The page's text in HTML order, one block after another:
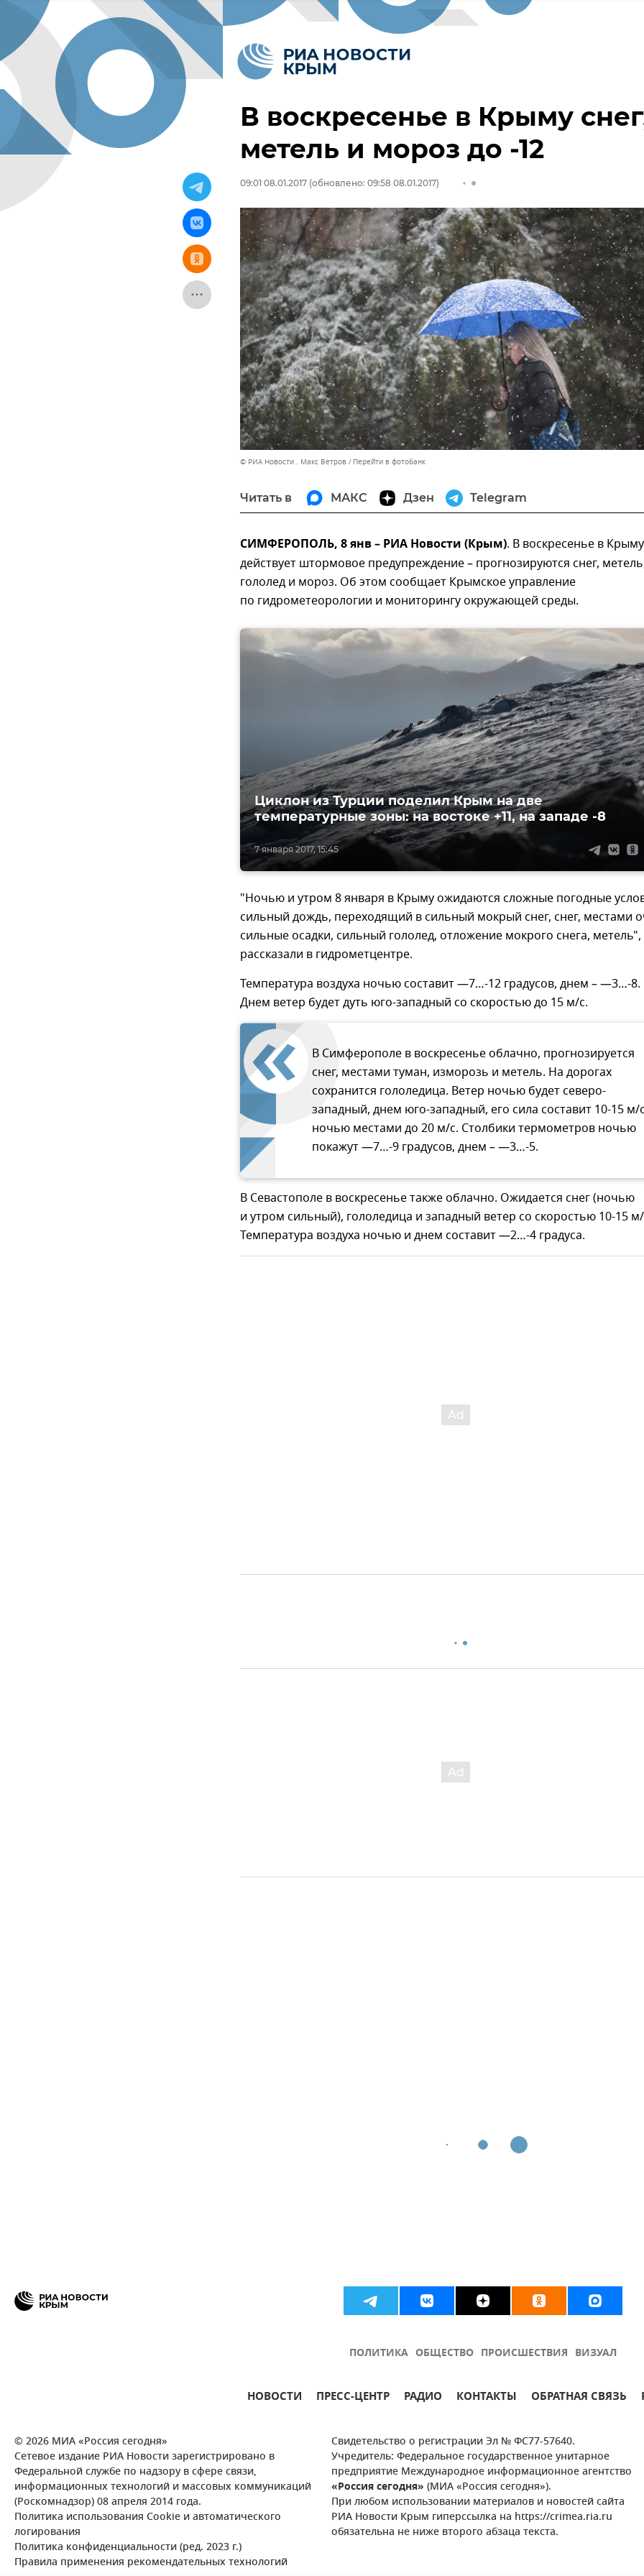
В воскресенье в Крыму
метель и мороз до -12
09:01 08.01.2017 (обновлено: 09:58 08.01.2017)
© РИА Новости . Макс Ветров Перейти в фотобанк
Читать в МАКС Дзен Telegram
СИМФЕРОПОЛЬ, 8 янв – РИА Новости (Крым). В воскресенье в Крыму
действует штормовое предупреждение – прогнозируются снег,
гололед и мороз. Об этом сообщает Крымское управление
по гидрометеорологии и мониторингу окружающей среды.
7 января 2017, 15:45
Циклон из Турции поделил Крым на две
температурные зоны: на востоке +11, на западе -8
"Ночью и утром 8 января в Крыму ожидаются сложные погодные
сильный дождь, переходящий в сильный мокрый снег, снег, местами
сильные осадки, сильный гололед, отложение мокрого снега, метель",
рассказали в гидрометцентре.
Температура воздуха ночью составит —7…-12 градусов, днем – —3…-8.
Днем ветер будет дуть юго-западный со скоростью до 15 м/с.
В Симферополе в воскресенье облачно, прогнозируется
снег, местами туман, изморозь и метель. На дорогах
сохранится гололедица. Ветер ночью будет северо-
западный, днем юго-западный, его сила составит 10-15 м/
ночью местами до 20 м/с. Столбики термометров ночью
покажут —7…-9 градусов, днем – —3…-5.
В Севастополе в воскресенье также облачно. Ожидается снег (ночью
и утром сильный), гололедица и западный ветер со скоростью 10-15
Температура воздуха ночью и днем составит —2…-4 градуса.
ПОЛИТИКА ОБЩЕСТВО ПРОИСШЕСТВИЯ ВИЗУАЛ
НОВОСТИ ПРЕСС-ЦЕНТР РАДИО КОНТАКТЫ ОБРАТНАЯ СВЯЗЬ
© 2026 МИА «Россия сегодня»
Сетевое издание РИА Новости зарегистрировано в
Федеральной службе по надзору в сфере связи,
информационных технологий и массовых коммуникаций
(Роскомнадзор) 08 апреля 2014 года.
Политика использования Cookie и автоматического
логирования
Политика конфиденциальности (ред. 2023 г.)
Правила применения рекомендательных технологий
Свидетельство о регистрации Эл № ФС77-57640.
Учредитель: Федеральное государственное унитарное
предприятие Международное информационное агентство
«Россия сегодня» (МИА «Россия сегодня»).
При любом использовании материалов и новостей сайта
РИА Новости Крым гиперссылка на https://crimea.ria.ru
обязательна не ниже второго абзаца текста.